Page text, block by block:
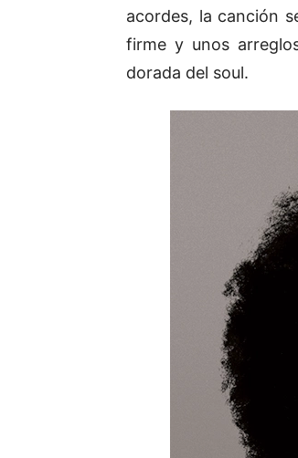
acordes, la canción
firme y unos
dorada del soul.